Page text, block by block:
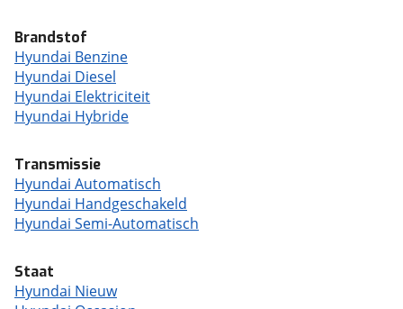
Brandstof
Hyundai Benzine
Hyundai Diesel
Hyundai Elektriciteit
Hyundai Hybride
Transmissie
Hyundai Automatisch
Hyundai Handgeschakeld
Hyundai Semi-Automatisch
Staat
Hyundai Nieuw